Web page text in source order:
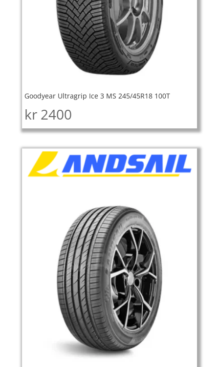
Goodyear Ultragrip Ice 3 MS 245/45R18 100T
kr 2400